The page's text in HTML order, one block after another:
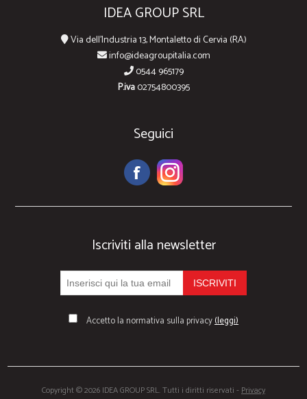
IDEA GROUP SRL
Via dell'Industria 13, Montaletto di Cervia (RA)
info@ideagroupitalia.com
0544 965179
P.iva02754800395
Seguici
Iscriviti alla newsletter
Accetto la normativa sulla privacy(leggi)
Copyright © 2026 IDEA GROUP SRL. Tutti i diritti riservati - Privacy